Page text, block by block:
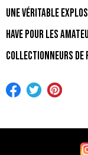
une véritable
have pour les
collectionneurs de